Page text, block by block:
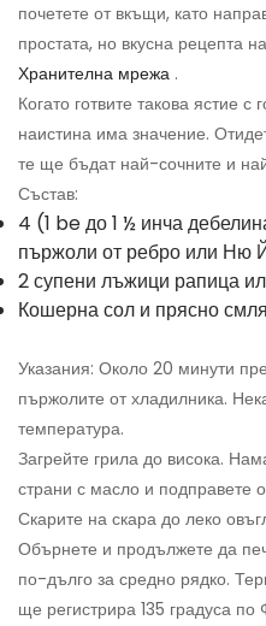
почетете от вкъщи, като
простата, но вкусна рецепта
Хранителна мрежа .
Когато готвите такова ястие с
наистина има значение.
те ще бъдат най-сочните и
Състав:
4 (1 be до 1 ½ инча
пържоли от ребро или Ню
2 супени лъжици рапица
Кошерна сол и прясно
Указания: Около 20 минути
пържолите от хладилника.
температура.
Загрейте грила до висока.
страни с масло и подправете
Скарите на скара до леко
Обърнете и продължете да
по-дълго за средно рядко.
ще регистрира 135 градуса